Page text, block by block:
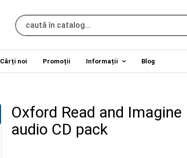
Cărți noi Promoții Informații Blog
Oxford Read and
audio CD pack